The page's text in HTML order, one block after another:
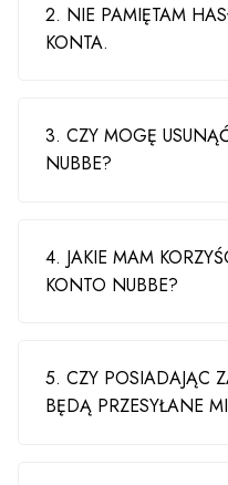
2. NIE PAMIĘTAM
KONTA.
3. CZY MOGĘ
NUBBE?
4. JAKIE MAM
KONTO NUBBE?
5. CZY POSIADAJĄC
BĘDĄ PRZESYŁANE